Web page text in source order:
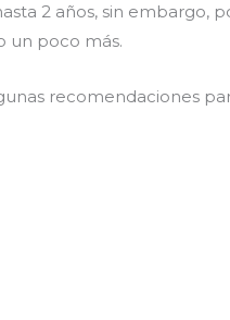
2 años, sin embargo,
un poco más.
recomendaciones